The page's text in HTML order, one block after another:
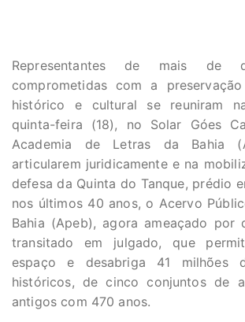
Representantes de mais de
comprometidas com a
histórico e cultural se reuniram
quinta-feira (18), no Solar Góes
Academia de Letras da Bahia
articularem juridicamente e na
defesa da Quinta do Tanque, prédio
nos últimos 40 anos, o Acervo
Bahia (Apeb), agora ameaçado por
transitado em julgado, que
espaço e desabriga 41 milhões
históricos, de cinco conjuntos de
antigos com 470 anos.